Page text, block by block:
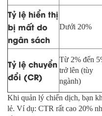
Tỷ lệ hiển thị
bị mất do
ngân sách
Dưới 20%
Tỷ lệ chuyển
đổi (CR)
Từ 2% đến
trở lên (tùy
ngành)
Khi quản lý chiến dịch, bạn
lẻ. Ví dụ: CTR rất cao 20%